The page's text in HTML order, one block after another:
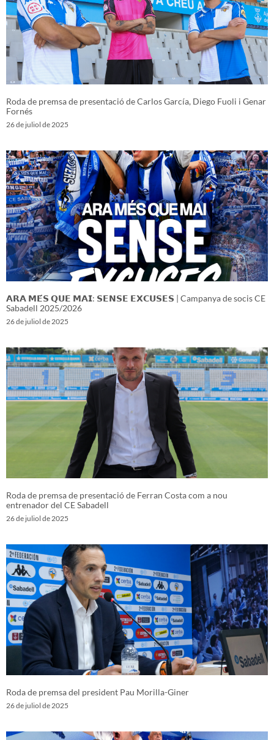
Roda de premsa de presentació de Carlos García, Diego Fuoli i Genar
Fornés
26 de juliol de 2025
𝗔𝗥𝗔 𝗠𝗘́𝗦 𝗤𝗨𝗘 𝗠𝗔𝗜: 𝗦𝗘𝗡𝗦𝗘 𝗘𝗫𝗖𝗨𝗦𝗘𝗦 | Campanya de socis CE
Sabadell 2025/2026
26 de juliol de 2025
Roda de premsa de presentació de Ferran Costa com a nou
entrenador del CE Sabadell
26 de juliol de 2025
Roda de premsa del president Pau Morilla-Giner
26 de juliol de 2025